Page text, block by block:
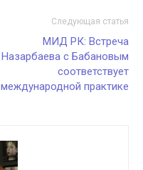
Следующая статья
МИД РК: Встреча
Назарбаева с Бабановым
соответствует
международной практике